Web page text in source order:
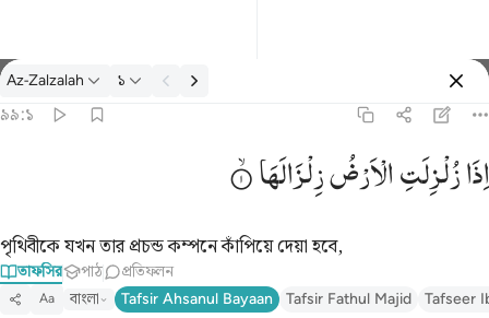
তাফসির: Az-Zalzalah ৯৯:১
Az-Zalzalah ১
৯৯:১
اِذَازُلْزِلَتِالْاَرْضُزِلْزَالَهَا
পৃথিবীকে যখন তার প্রচন্ড কম্পনে কাঁপিয়ে দেয়া হবে,
তাফসির পাঠ প্রতিফলন
Aa বাংলা Tafsir Ahsanul Bayaan Tafsir Fathul Majid Tafseer